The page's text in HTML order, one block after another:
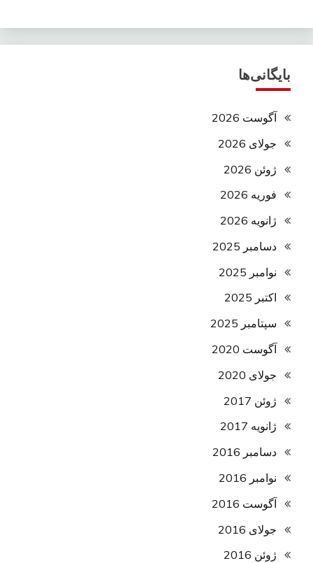
بایگانی‌ها
آگوست 2026
جولای 2026
ژوئن 2026
فوریه 2026
ژانویه 2026
دسامبر 2025
نوامبر 2025
اکتبر 2025
سپتامبر 2025
آگوست 2020
جولای 2020
ژوئن 2017
ژانویه 2017
دسامبر 2016
نوامبر 2016
آگوست 2016
جولای 2016
ژوئن 2016